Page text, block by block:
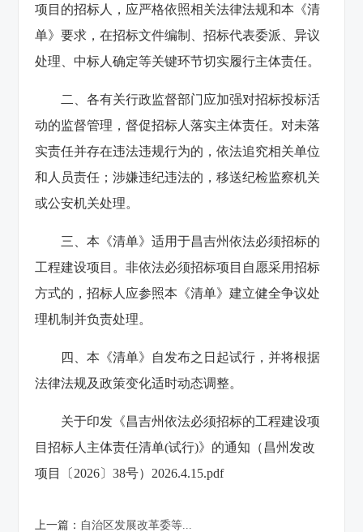
项目的招标人，应严格依照相关法律法规和本《清
单》要求，在招标文件编制、招标代表委派、异议
处理、中标人确定等关键环节切实履行主体责任。
二、各有关行政监督部门应加强对招标投标活
动的监督管理，督促招标人落实主体责任。对未落
实责任并存在违法违规行为的，依法追究相关单位
和人员责任；涉嫌违纪违法的，移送纪检监察机关
或公安机关处理。
三、本《清单》适用于昌吉州依法必须招标的
工程建设项目。非依法必须招标项目自愿采用招标
方式的，招标人应参照本《清单》建立健全争议处
理机制并负责处理。
四、本《清单》自发布之日起试行，并将根据
法律法规及政策变化适时动态调整。
关于印发《昌吉州依法必须招标的工程建设项
目招标人主体责任清单(试行)》的通知（昌州发改
项目〔2026〕38号）2026.4.15.pdf
上一篇： 自治区发展改革委等...